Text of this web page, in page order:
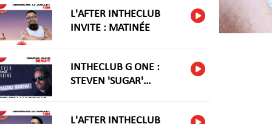
L'AFTER INTHECLUB
INVITE : MATINÉE
INTHECLUB G ONE :
STEVEN 'SUGAR'
L'AFTER INTHECLUB